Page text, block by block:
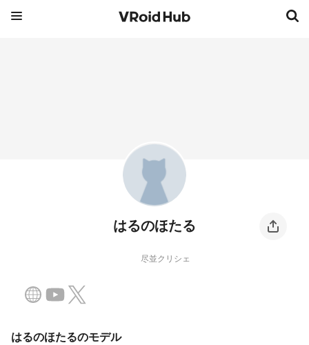
はるのほたる
尽並クリシェ
はるのほたるのモデル